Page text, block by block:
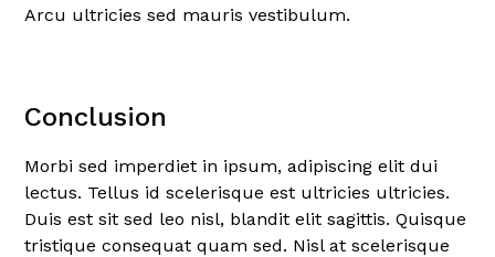
Arcu ultricies sed mauris vestibulum.
Conclusion
Morbi sed imperdiet in ipsum, adipiscing elit dui
lectus. Tellus id scelerisque est ultricies ultricies.
Duis est sit sed leo nisl, blandit elit sagittis. Quisque
tristique consequat quam sed. Nisl at scelerisque